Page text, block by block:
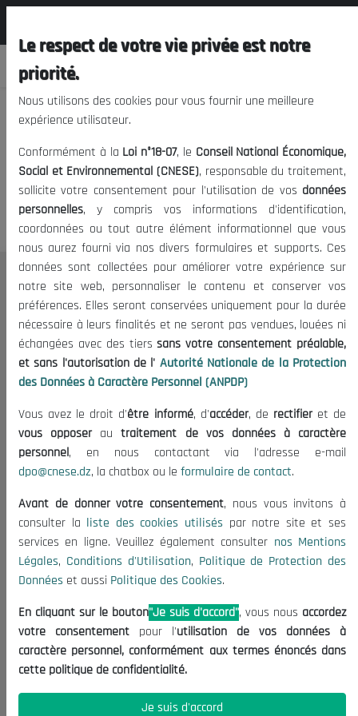
Nous vous prions de nous
excuser, mais l'accès à ce
contenu est restreint.
Le CNESE
A Propos
Le président
Organisation
Publications
Informations utiles
Appels d'offres et Consultations
Mentions Légales
Conditions d'Utilisation
Politique de Protection des Données
Politique des Cookies
Nous Contacter
(+213) 021 98 01 00|01|02
contact@cnese.dz
Suggestions ou Initiatives ?
Newsletter
dernières nouvelles.
Le respect de votre vie privée est notre
priorité.
Nous utilisons des cookies pour vous fournir une meilleure
expérience utilisateur.
Conformément à la Loi n°18-07, le Conseil National Économique,
Social et Environnemental (CNESE), responsable du traitement,
sollicite votre consentement pour l'utilisation de vos données
personnelles, y compris vos informations d'identification,
coordonnées ou tout autre élément informationnel que vous
nous aurez fourni via nos divers formulaires et supports. Ces
données sont collectées pour améliorer votre expérience sur
notre site web, personnaliser le contenu et conserver vos
préférences. Elles seront conservées uniquement pour la durée
nécessaire à leurs finalités et ne seront pas vendues, louées ni
échangées avec des tierssans votre consentement préalable,
et sans l'autorisation de l' Autorité Nationale de la Protection
des Données à Caractère Personnel (ANPDP)
Vous avez le droit d'être informé, d'accéder, de rectifieret de
vous opposerautraitement de vos données à caractère
personnel, en nous contactant via l'adresse e-mail
dpo@cnese.dz, la chatbox ou le formulaire de contact.
Avant de donner votre consentement, nous vous invitons à
consulter la liste des cookies utilisés par notre site et ses
services en ligne. Veuillez également consulter nos Mentions
Légales, Conditions d'Utilisation, Politique de Protection des
Données et aussi Politique des Cookies.
En cliquant sur le bouton"Je suis d'accord", vous nous accordez
votre consentement pour l'utilisation de vos données à
caractère personnel, conformément aux termes énoncés dans
cette politique de confidentialité.
Je suis d'accord